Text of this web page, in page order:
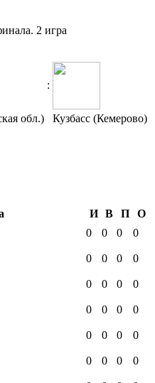
2 игра
:
обл.) Кузбасс (Кемерово)
И В П
О
0 0 0 0
0 0 0 0
0 0 0 0
0 0 0 0
0 0 0 0
0 0 0 0